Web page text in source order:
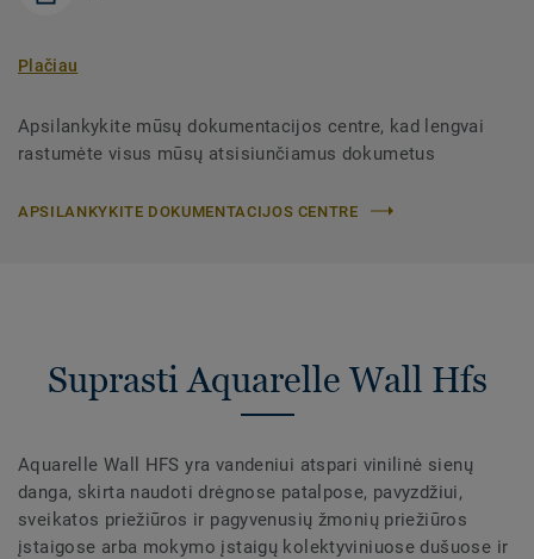
Plačiau
Apsilankykite mūsų dokumentacijos centre, kad lengvai
rastumėte visus mūsų atsisiunčiamus dokumetus
APSILANKYKITE DOKUMENTACIJOS CENTRE
Suprasti Aquarelle Wall Hfs
Aquarelle Wall HFS yra vandeniui atspari vinilinė sienų
danga, skirta naudoti drėgnose patalpose, pavyzdžiui,
sveikatos priežiūros ir pagyvenusių žmonių priežiūros
įstaigose arba mokymo įstaigų kolektyviniuose dušuose ir